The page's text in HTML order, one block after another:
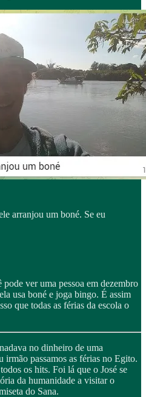
arranjou um boné. Se eu
ver uma pessoa em dezembro
usa boné e joga bingo. É assim
que todas as férias da escola o
no dinheiro de uma
irmão passamos as férias no Egito.
os hits. Foi lá que o José se
da humanidade a visitar o
do Sana.